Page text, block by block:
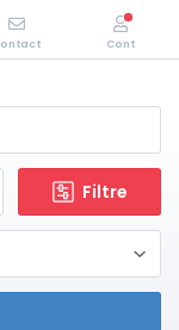
Filtre
Cont